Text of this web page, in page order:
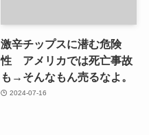
激辛チップスに潜む危険
性 アメリカでは死亡事故
も→そんなもん売るなよ。
2024-07-16